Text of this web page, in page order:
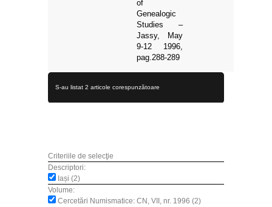
of
Genealogic
Studies –
Jassy, May
9-12 1996,
pag.288-289
S-au listat 2 articole corespunzătoare
Criteriile de selecţie
Descriptori:
Iași (2)
Volume:
Cercetări Numismatice: CN, VII, nr. 1996 (2)